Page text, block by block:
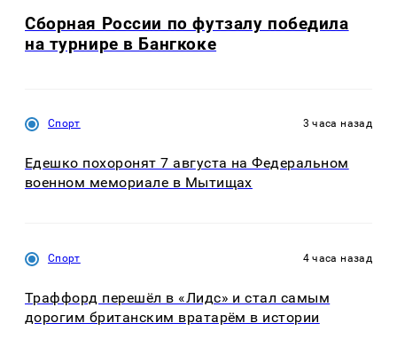
Сборная России по футзалу победила
на турнире в Бангкоке
Спорт 3 часа назад
Едешко похоронят 7 августа на Федеральном
военном мемориале в Мытищах
Спорт 4 часа назад
Траффорд перешёл в «Лидс» и стал самым
дорогим британским вратарём в истории